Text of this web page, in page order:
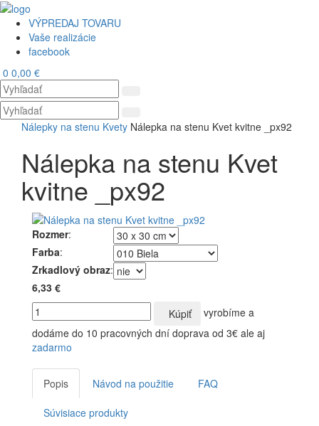
VÝPREDAJ TOVARU
Vaše realizácie
facebook
0 0,00 €
Nálepky na stenu Kvety Nálepka na stenu Kvet kvitne _px92
Nálepka na stenu Kvet
kvitne _px92
Rozmer:
Farba:
Zrkadlový obraz:
6,33 €
Kúpiť
vyrobíme a
dodáme do 10 pracovných dní doprava od 3€ ale aj
zadarmo
Popis Návod na použitie FAQ
Súvisiace produkty